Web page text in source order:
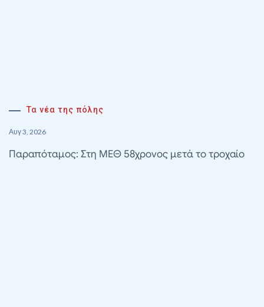
Τα νέα της πόλης
Αυγ 3, 2026
Παραπόταμος: Στη ΜΕΘ 58χρονος μετά το τροχαίο